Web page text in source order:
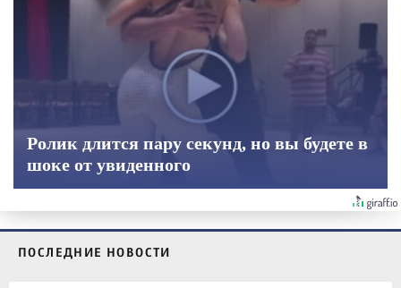
Ролик длится пару секунд, но вы будете в
шоке от увиденного
ПОСЛЕДНИЕ НОВОСТИ